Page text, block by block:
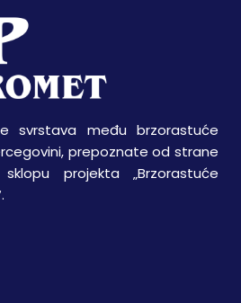
svrstava među brzorastuće
prepoznate od strane
projekta „Brzorastuće